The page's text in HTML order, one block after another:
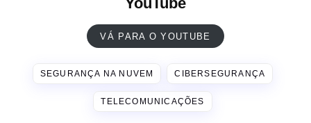
VÁ PARA O YOUTUBE
SEGURANÇA NA NUVEM CIBERSEGURANÇA
TELECOMUNICAÇÕES